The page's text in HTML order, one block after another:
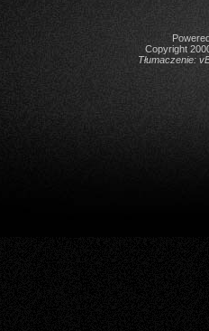
Copyright
Tłumaczenie: